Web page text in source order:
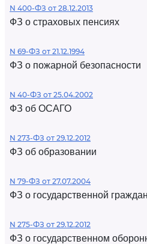
N 400-ФЗ от 28.12.2013
ФЗ о страховых пенсиях
N 69-ФЗ от 21.12.1994
ФЗ о пожарной безопасности
N 40-ФЗ от 25.04.2002
ФЗ об ОСАГО
N 273-ФЗ от 29.12.2012
ФЗ об образовании
N 79-ФЗ от 27.07.2004
ФЗ о государственной
N 275-ФЗ от 29.12.2012
ФЗ о государственном